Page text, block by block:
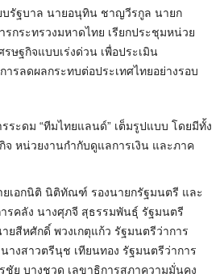
บรัฐบาล นายอนุทิน ชาญวีรกูล นายก
กระทรวงมหาดไทย เรียกประชุมหน่วย
ษฐกิจแบบเร่งด่วน เพื่อประเมิน
รลดผลกระทบต่อประเทศไทยอย่างรอบ
ระดม “ทีมไทยแลนด์” เต็มรูปแบบ โดยมีทั้ง
จ หน่วยงานกำกับดูแลการเงิน และภาค
ยเอกนิติ นิติทัณฑ์ รองนายกรัฐมนตรี และ
รคลัง นางศุภจี สุธรรมพันธุ์ รัฐมนตรี
ยสีหศักดิ์ พวงเกตุแก้ว รัฐมนตรีว่าการ
างสาวตรีนุช เทียนทอง รัฐมนตรีว่าการ
ชัย บางชวด เลขาธิการสภาความมั่นคง